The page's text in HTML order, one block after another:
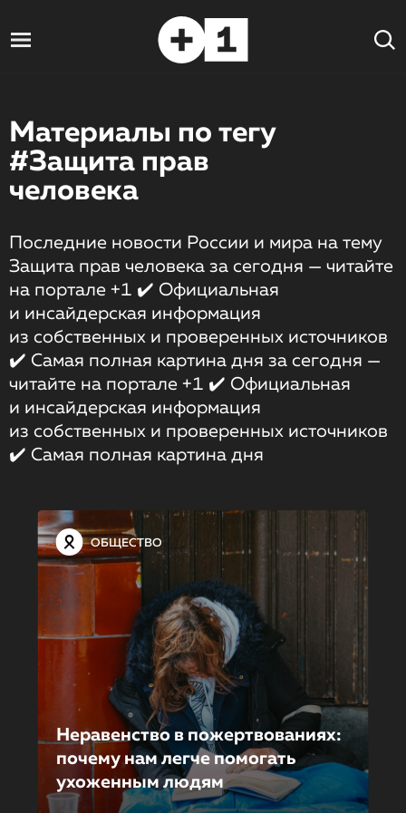
Материалы по тегу
#Защита прав
человека
Последние новости России и мира на тему
Защита прав человека за сегодня — читайте
на портале +1 ✔️ Официальная
и инсайдерская информация
из собственных и проверенных источников
✔️ Самая полная картина дня за сегодня —
читайте на портале +1 ✔️ Официальная
и инсайдерская информация
из собственных и проверенных источников
✔️ Самая полная картина дня
ОБЩЕСТВО
Неравенство в пожертвова­ни­ях:
почему нам легче помогать
ухоженным людям